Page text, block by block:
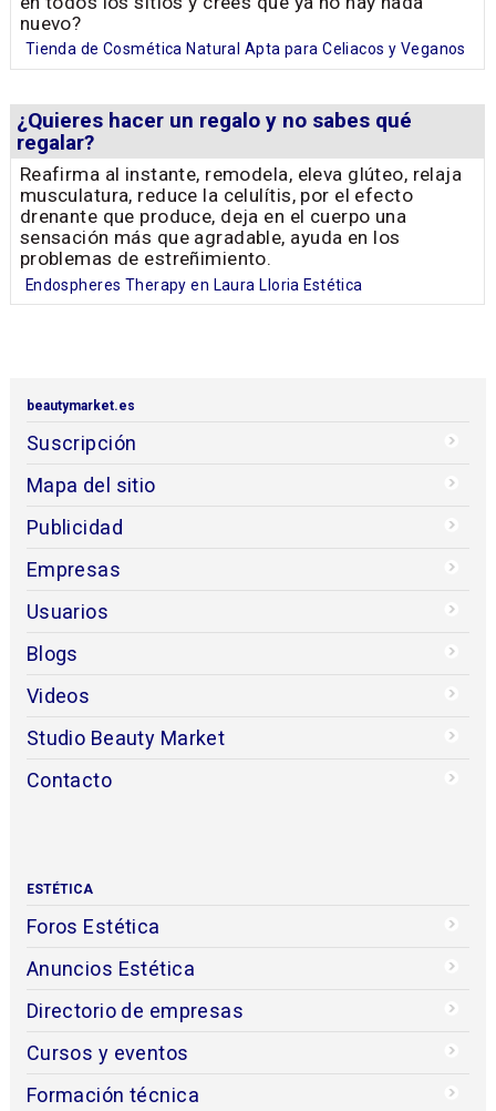
nuevo?
Tienda de Cosmética Natural Apta para Celiacos y Veganos
¿Quieres hacer un regalo y no sabes qué
regalar?
Reafirma al instante, remodela, eleva glúteo, relaja
musculatura, reduce la celulítis, por el efecto
drenante que produce, deja en el cuerpo una
sensación más que agradable, ayuda en los
problemas de estreñimiento.
Endospheres Therapy en Laura Lloria Estética
beautymarket.es
Suscripción
Mapa del sitio
Publicidad
Empresas
Usuarios
Blogs
Videos
Studio Beauty Market
Contacto
ESTÉTICA
Foros Estética
Anuncios Estética
Directorio de empresas
Cursos y eventos
Formación técnica